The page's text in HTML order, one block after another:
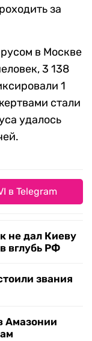
за
в Москве
3 138
1
стали
удалось
в Telegram
не дал Киеву
вглубь РФ
звания
Амазонии